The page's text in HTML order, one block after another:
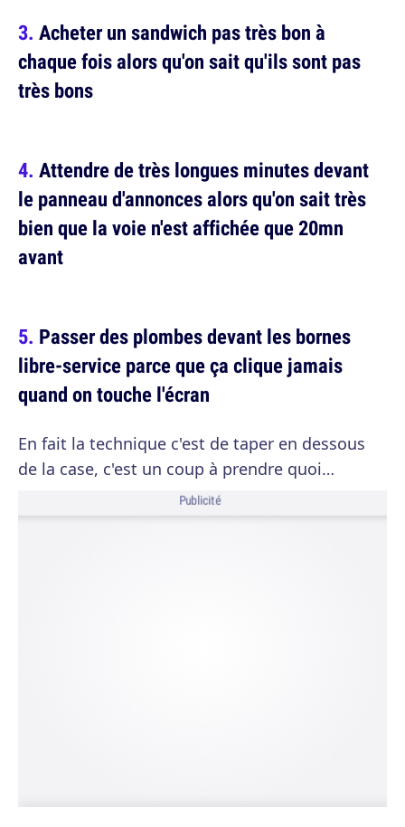
Acheter un sandwich pas très bon à
chaque fois alors qu'on sait qu'ils sont pas
très bons
Attendre de très longues minutes devant
le panneau d'annonces alors qu'on sait très
bien que la voie n'est affichée que 20mn
avant
Passer des plombes devant les bornes
libre-service parce que ça clique jamais
quand on touche l'écran
En fait la technique c'est de taper en dessous
de la case, c'est un coup à prendre quoi…
Publicité